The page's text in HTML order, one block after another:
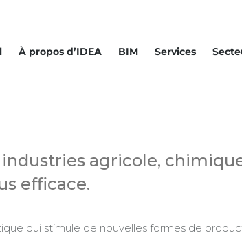
À propos d’IDEA BIM Services
agricole,
efficace.
qui stimule de nouvelles formes de